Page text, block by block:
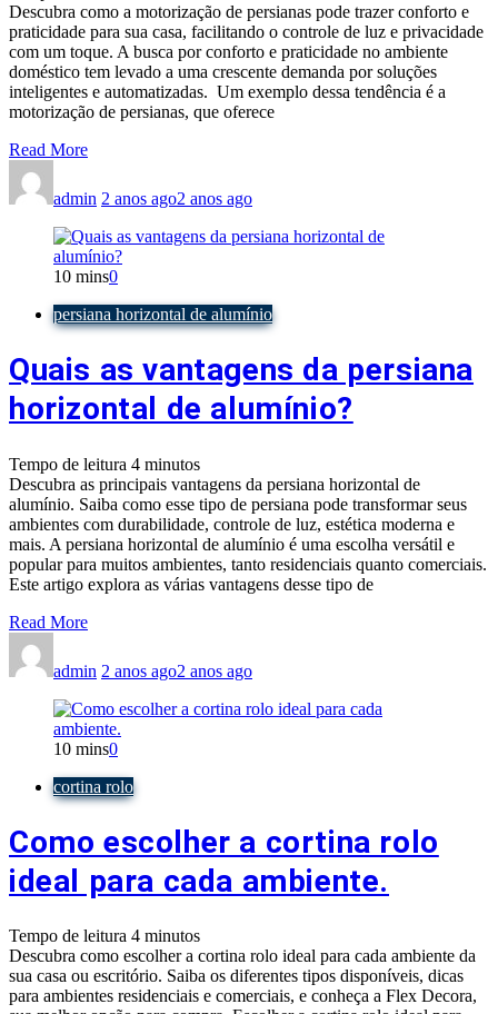
Descubra como a motorização de persianas pode trazer conforto e
praticidade para sua casa, facilitando o controle de luz e privacidade
com um toque. A busca por conforto e praticidade no ambiente
doméstico tem levado a uma crescente demanda por soluções
inteligentes e automatizadas. Um exemplo dessa tendência é a
motorização de persianas, que oferece
Read More
admin 2 anos ago2 anos ago
10 mins0
persiana horizontal de alumínio
Quais as vantagens da persiana
horizontal de alumínio?
Tempo de leitura 4 minutos
Descubra as principais vantagens da persiana horizontal de
alumínio. Saiba como esse tipo de persiana pode transformar seus
ambientes com durabilidade, controle de luz, estética moderna e
mais. A persiana horizontal de alumínio é uma escolha versátil e
popular para muitos ambientes, tanto residenciais quanto comerciais.
Este artigo explora as várias vantagens desse tipo de
Read More
admin 2 anos ago2 anos ago
10 mins0
cortina rolo
Como escolher a cortina rolo
ideal para cada ambiente.
Tempo de leitura 4 minutos
Descubra como escolher a cortina rolo ideal para cada ambiente da
sua casa ou escritório. Saiba os diferentes tipos disponíveis, dicas
para ambientes residenciais e comerciais, e conheça a Flex Decora,